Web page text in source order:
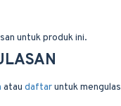
untuk produk ini.
atau daftaruntuk mengulas